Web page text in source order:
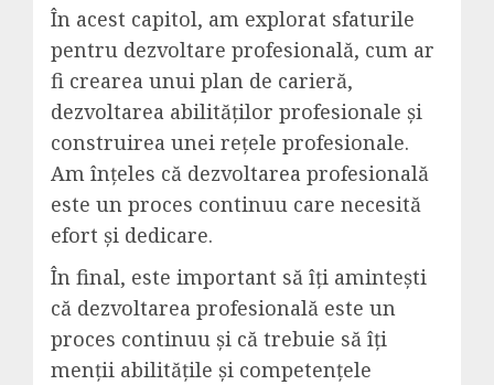
În acest capitol, am explorat sfaturile
pentru dezvoltare profesională, cum ar
fi crearea unui plan de carieră,
dezvoltarea abilităților profesionale și
construirea unei rețele profesionale.
Am înțeles că dezvoltarea profesională
este un proces continuu care necesită
efort și dedicare.
În final, este important să îți amintești
că dezvoltarea profesională este un
proces continuu și că trebuie să îți
menții abilitățile și competențele